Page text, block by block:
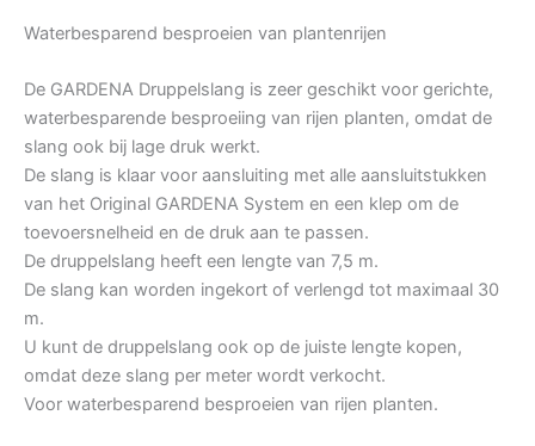
Waterbesparend besproeien van plantenrijen
De GARDENA Druppelslang is zeer geschikt voor gerichte,
waterbesparende besproeiing van rijen planten, omdat de
slang ook bij lage druk werkt.
De slang is klaar voor aansluiting met alle aansluitstukken
van het Original GARDENA System en een klep om de
toevoersnelheid en de druk aan te passen.
De druppelslang heeft een lengte van 7,5 m.
De slang kan worden ingekort of verlengd tot maximaal 30
m.
U kunt de druppelslang ook op de juiste lengte kopen,
omdat deze slang per meter wordt verkocht.
Voor waterbesparend besproeien van rijen planten.